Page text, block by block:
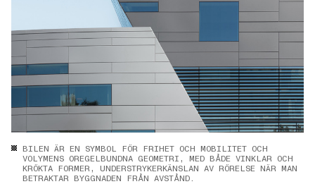
BILEN ÄR EN SYMBOL FÖR FRIHET OCH MOBILITET OCH
VOLYMENS OREGELBUNDNA GEOMETRI, MED BÅDE VINKLAR OCH
KRÖKTA FORMER, UNDERSTRYKERKÄNSLAN AV RÖRELSE NÄR MAN
BETRAKTAR BYGGNADEN FRÅN AVSTÅND.